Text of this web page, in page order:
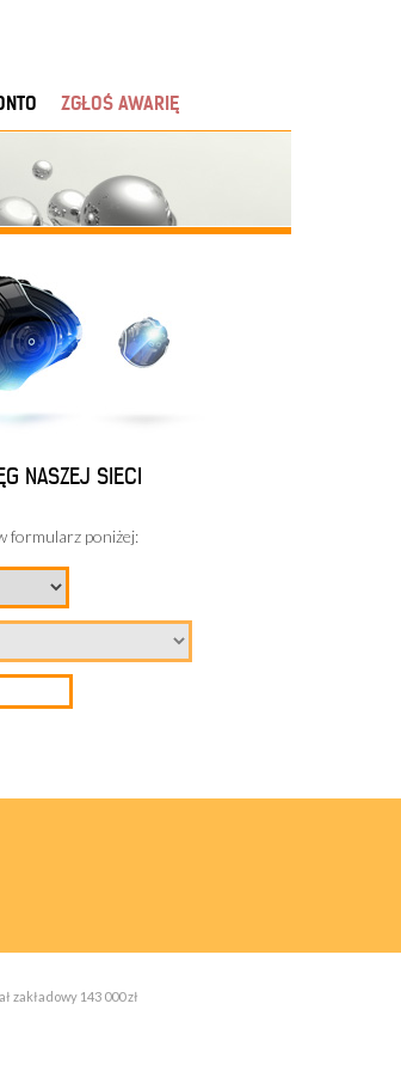
ZGŁOŚ AWARIĘ
NASZEJ SIECI
formularz poniżej:
zakładowy 143 000 zł